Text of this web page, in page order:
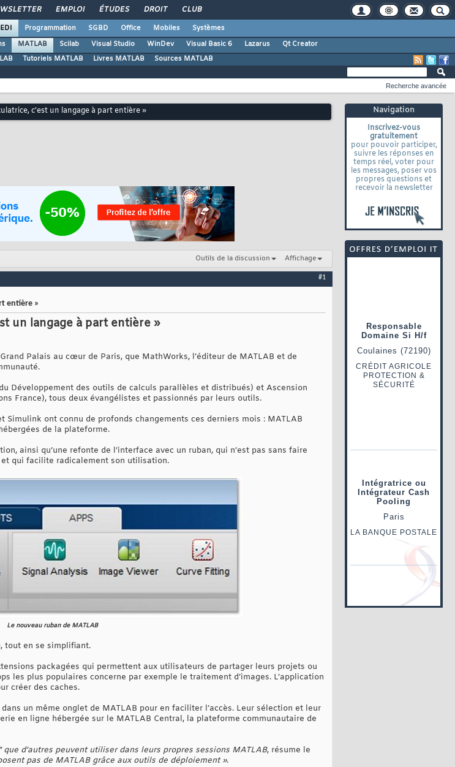
EMPLOI ÉTUDES DROIT CLUB
EDI Programmation SGBD Office Mobiles
Systèmes
MATLAB Scilab Visual Studio WinDev Visual Basic 6 Lazarus
Qt Creator
Tutoriels MATLAB Livres MATLAB Sources MATLAB
Navigation
Inscrivez-vous
gratuitement
pour pouvoir participer,
suivre les réponses en
temps réel, voter pour
les messages, poser vos
propres questions et
recevoir la newsletter
Recherche avancée
c’est un langage à part entière »
Outils de la discussion Affichage
#1
entière »
un langage à part entière »
Palais au cœur de Paris, que MathWorks, l’éditeur de MATLAB et de
Développement des outils de calculs parallèles et distribués) et Ascension
France), tous deux évangélistes et passionnés par leurs outils.
ont connu de profonds changements ces derniers mois : MATLAB
de la plateforme.
ainsi qu’une refonte de l’interface avec un ruban, qui n’est pas sans faire
qui facilite radicalement son utilisation.
Le nouveau ruban de MATLAB
tout en se simplifiant.
packagées qui permettent aux utilisateurs de partager leurs projets ou
les plus populaires concerne par exemple le traitement d’images. L’application
créer des caches.
un même onglet de MATLAB pour en faciliter l’accès. Leur sélection et leur
en ligne hébergée sur le MATLAB Central, la plateforme communautaire de
d’autres peuvent utiliser dans leurs propres sessions MATLAB, résume le
pas de MATLAB grâce aux outils de déploiement ».